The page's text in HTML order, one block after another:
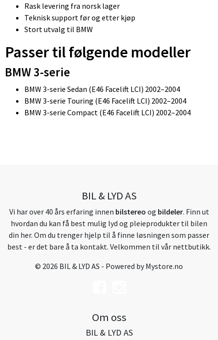
Rask levering fra norsk lager
Teknisk support før og etter kjøp
Stort utvalg til BMW
Passer til følgende modeller
BMW 3-serie
BMW 3-serie Sedan (E46 Facelift LCI) 2002–2004
BMW 3-serie Touring (E46 Facelift LCI) 2002–2004
BMW 3-serie Compact (E46 Facelift LCI) 2002–2004
BIL & LYD AS
Vi har over 40 års erfaring innen bilstereo og bildeler. Finn ut
hvordan du kan få best mulig lyd og pleieprodukter til bilen
din her. Om du trenger hjelp til å finne løsningen som passer
best - er det bare å ta kontakt. Velkommen til vår nettbutikk.
© 2026 BIL & LYD AS - Powered byMystore.no
Om oss
BIL & LYD AS